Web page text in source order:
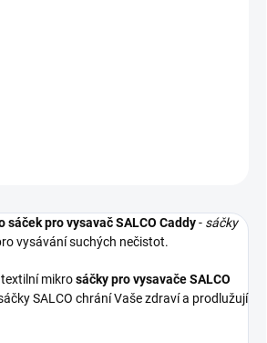
pro vysavač SALCO Caddy- sáčky
vysávání suchých nečistot.
mikrosáčky pro vysavače SALCO
SALCO chrání Vaše zdraví a prodlužují